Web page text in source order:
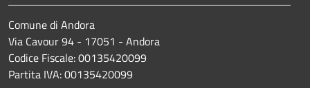
Comune di Andora
Via Cavour 94 - 17051 - Andora
Codice Fiscale: 00135420099
Partita IVA: 00135420099